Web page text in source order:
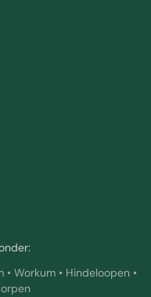
• Workum • Hindeloopen •